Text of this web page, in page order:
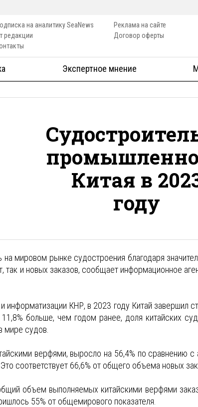
на аналитику SeaNews
редакции
Реклама на сайте
Договор оферты
Экспертное мнение
Китая в
году
мировом рынке судостроения благодаря
и новых заказов, сообщает информационное
КНР, в 2023 году Китай завершил
больше, чем годом ранее, доля китайских
мире судов.
верфями, выросло на 56,4% по сравнению с
соответствует 66,6% от общего объема новых
объем выполняемых китайскими верфями
55% от общемирового показателя.